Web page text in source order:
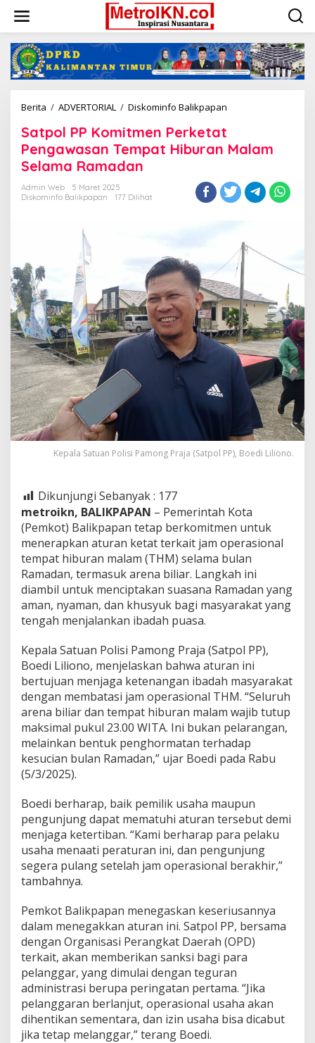
konten
Berita / ADVERTORIAL / Diskominfo Balikpapan
Perketat
Pengawasan
Hiburan
Malam
Ramadan
Satpol PP Komitmen Perketat
Pengawasan Tempat Hiburan Malam
Selama Ramadan
Admin Web
5 Maret 2025
Diskominfo Balikpapan
177 Dilihat
Kepala Satuan Polisi Pamong Praja (Satpol PP), Boedi Liliono.
Dikunjungi Sebanyak : 177
metroikn, BALIKPAPAN – Pemerintah Kota
(Pemkot) Balikpapan tetap berkomitmen untuk
menerapkan aturan ketat terkait jam operasional
tempat hiburan malam (THM) selama bulan
Ramadan, termasuk arena biliar. Langkah ini
diambil untuk menciptakan suasana Ramadan yang
aman, nyaman, dan khusyuk bagi masyarakat yang
tengah menjalankan ibadah puasa.
Kepala Satuan Polisi Pamong Praja (Satpol PP),
Boedi Liliono, menjelaskan bahwa aturan ini
bertujuan menjaga ketenangan ibadah masyarakat
dengan membatasi jam operasional THM. “Seluruh
arena biliar dan tempat hiburan malam wajib tutup
maksimal pukul 23.00 WITA. Ini bukan pelarangan,
melainkan bentuk penghormatan terhadap
kesucian bulan Ramadan,” ujar Boedi pada Rabu
(5/3/2025).
Boedi berharap, baik pemilik usaha maupun
pengunjung dapat mematuhi aturan tersebut demi
menjaga ketertiban. “Kami berharap para pelaku
usaha menaati peraturan ini, dan pengunjung
segera pulang setelah jam operasional berakhir,”
tambahnya.
Pemkot Balikpapan menegaskan keseriusannya
dalam menegakkan aturan ini. Satpol PP, bersama
dengan Organisasi Perangkat Daerah (OPD)
terkait, akan memberikan sanksi bagi para
pelanggar, yang dimulai dengan teguran
administrasi berupa peringatan pertama. “Jika
pelanggaran berlanjut, operasional usaha akan
dihentikan sementara, dan izin usaha bisa dicabut
jika tetap melanggar,” terang Boedi.